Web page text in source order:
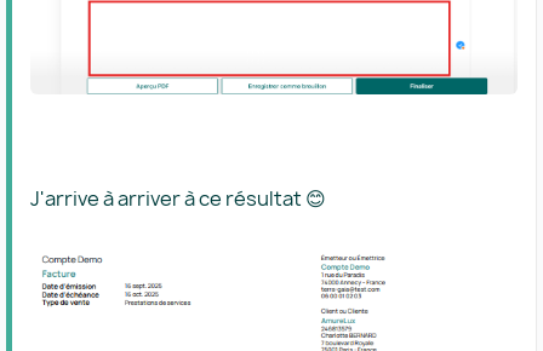
J'arrive à arriver à ce résultat 😊